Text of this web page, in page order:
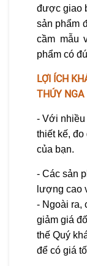
được giao
sản phẩm
cầm mẫu
phẩm có
LỢI ÍCH
THÚY NGA
- Với nhiều
thiết kế, đo
của bạn.
- Các sản
lượng cao
- Ngoài ra,
giảm giá
thế Quý
để có giá